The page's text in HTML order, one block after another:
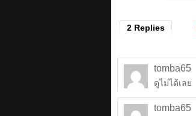
2 Replies
tomba65
ดูไม่ได้เลย
tomba65